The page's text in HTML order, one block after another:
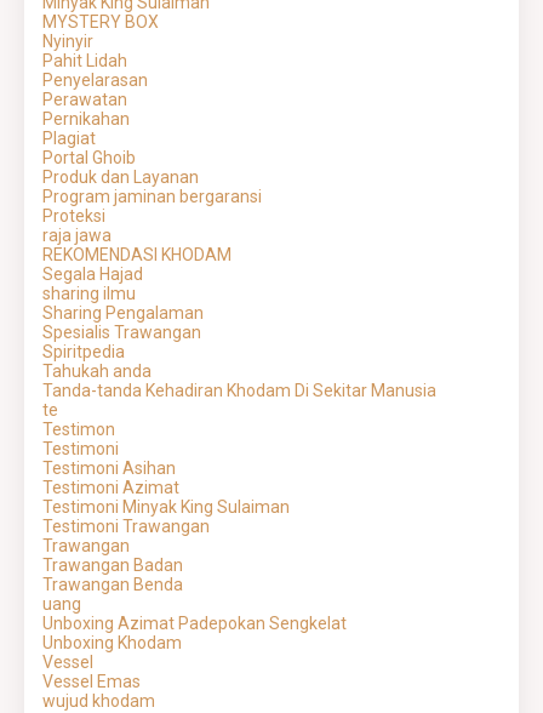
MYSTERY BOX
Nyinyir
Pahit Lidah
Penyelarasan
Perawatan
Pernikahan
Plagiat
Portal Ghoib
Produk dan Layanan
Program jaminan bergaransi
Proteksi
raja jawa
REKOMENDASI KHODAM
Segala Hajad
sharing ilmu
Sharing Pengalaman
Spesialis Trawangan
Spiritpedia
Tahukah anda
Tanda-tanda Kehadiran Khodam Di Sekitar Manusia
te
Testimon
Testimoni
Testimoni Asihan
Testimoni Azimat
Testimoni Minyak King Sulaiman
Testimoni Trawangan
Trawangan
Trawangan Badan
Trawangan Benda
uang
Unboxing Azimat Padepokan Sengkelat
Unboxing Khodam
Vessel
Vessel Emas
wujud khodam